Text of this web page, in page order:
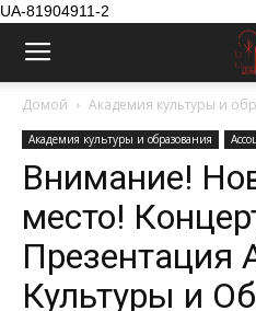
UA-81904911-2
Домой Академия культуры и
Академия культуры и образования
Внимание!
место!
Презентация
Культуры и